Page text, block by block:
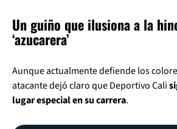
Un guiño que ilusiona a la
‘azucarera’
Aunque actualmente defiende los
atacante dejó claro que Deportivo Cali
lugar especial en su carrera.